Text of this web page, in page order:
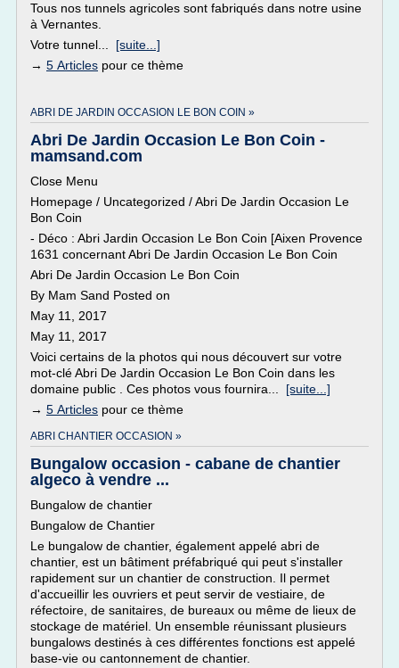
Tous nos tunnels agricoles sont fabriqués dans notre usine
à Vernantes.
Votre tunnel... [suite...]
→ 5 Articles pour ce thème
ABRI DE JARDIN OCCASION LE BON COIN »
Abri De Jardin Occasion Le Bon Coin -
mamsand.com
Close Menu
Homepage / Uncategorized / Abri De Jardin Occasion Le
Bon Coin
- Déco : Abri Jardin Occasion Le Bon Coin [Aixen Provence
1631 concernant Abri De Jardin Occasion Le Bon Coin
Abri De Jardin Occasion Le Bon Coin
By Mam Sand Posted on
May 11, 2017
May 11, 2017
Voici certains de la photos qui nous découvert sur votre
mot-clé Abri De Jardin Occasion Le Bon Coin dans les
domaine public . Ces photos vous fournira... [suite...]
→ 5 Articles pour ce thème
ABRI CHANTIER OCCASION »
Bungalow occasion - cabane de chantier
algeco à vendre ...
Bungalow de chantier
Bungalow de Chantier
Le bungalow de chantier, également appelé abri de
chantier, est un bâtiment préfabriqué qui peut s'installer
rapidement sur un chantier de construction. Il permet
d'accueillir les ouvriers et peut servir de vestiaire, de
réfectoire, de sanitaires, de bureaux ou même de lieux de
stockage de matériel. Un ensemble réunissant plusieurs
bungalows destinés à ces différentes fonctions est appelé
base-vie ou cantonnement de chantier.